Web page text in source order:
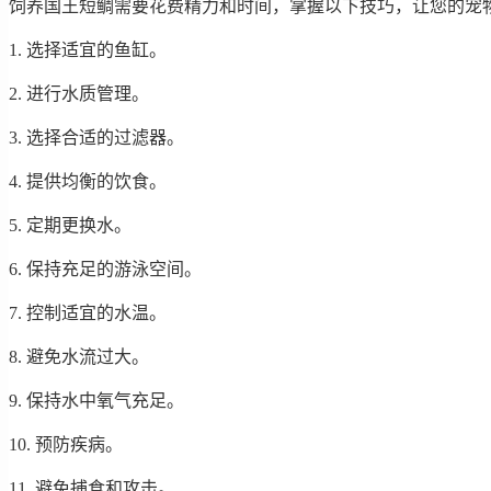
饲养国王短鲷需要花费精力和时间，掌握以下技巧，让您的宠
1. 选择适宜的鱼缸。
2. 进行水质管理。
3. 选择合适的过滤器。
4. 提供均衡的饮食。
5. 定期更换水。
6. 保持充足的游泳空间。
7. 控制适宜的水温。
8. 避免水流过大。
9. 保持水中氧气充足。
10. 预防疾病。